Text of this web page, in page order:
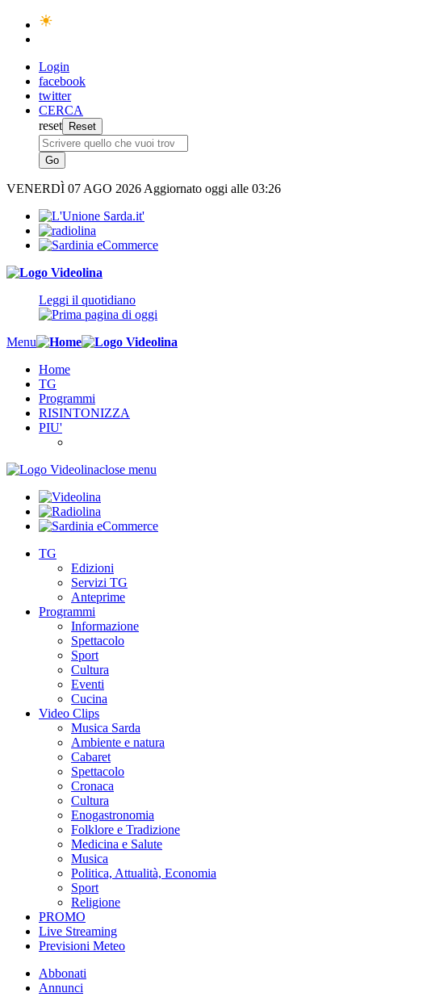
Login
facebook
twitter
CERCA
reset
VENERDÌ 07 AGO 2026 Aggiornato oggi alle 03:26
Leggi il quotidiano
Menu
Home
TG
Programmi
RISINTONIZZA
PIU'
close menu
TG
Edizioni
Servizi TG
Anteprime
Programmi
Informazione
Spettacolo
Sport
Cultura
Eventi
Cucina
Video Clips
Musica Sarda
Ambiente e natura
Cabaret
Spettacolo
Cronaca
Cultura
Enogastronomia
Folklore e Tradizione
Medicina e Salute
Musica
Politica, Attualità, Economia
Sport
Religione
PROMO
Live Streaming
Previsioni Meteo
Abbonati
Annunci